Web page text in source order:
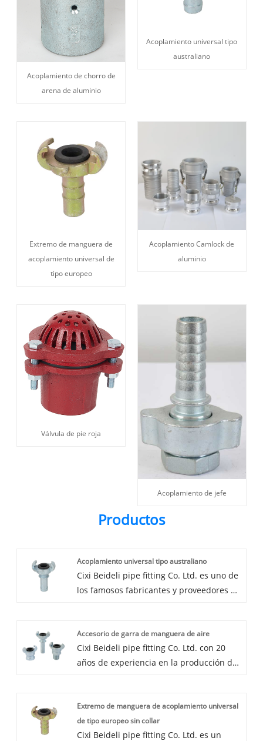
Acoplamiento de chorro de
arena de aluminio
Acoplamiento universal tipo
australiano
Extremo de manguera de
acoplamiento universal de
tipo europeo
Acoplamiento Camlock de
aluminio
Válvula de pie roja
Acoplamiento de jefe
Productos
Acoplamiento universal tipo australiano
Cixi Beideli pipe fitting Co. Ltd. es uno de
los famosos fabricantes y proveedores de
especializa en la fabricación de
acoplamientos universales de tipo
americano. Tenemos una fábrica de
8000 sp.m. Cixi Beideli pipe fitting Co.
Ltd. estará ubicada en Cixi Zhejiang,
cerca del puerto de Ningbo y el puerto
Accesorio de garra de manguera de aire
Cixi Beideli pipe fitting Co. Ltd. con 20
años de experiencia en la producción de
gama de accesorios de garra para
manguera de aire. Servicio profesional
de posventa, deseando cooperar.
Extremo de manguera de acoplamiento universal
de tipo europeo sin collar
Cixi Beideli pipe fitting Co. Ltd. es un